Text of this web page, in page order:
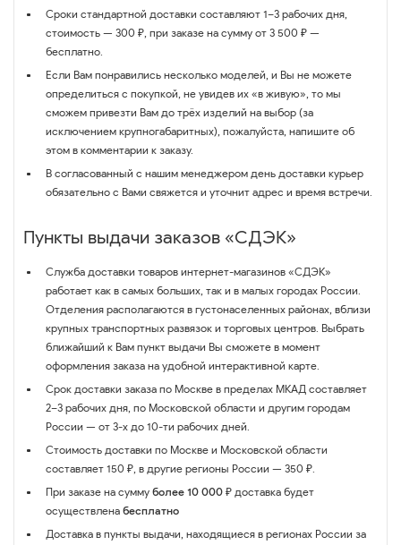
Сроки стандартной доставки составляют 1–3 рабочих дня,
стоимость — 300 ₽, при заказе на сумму от 3 500 ₽ —
бесплатно.
Если Вам понравились несколько моделей, и Вы не можете
определиться с покупкой, не увидев их «в живую», то мы
сможем привезти Вам до трёх изделий на выбор (за
исключением крупногабаритных), пожалуйста, напишите об
этом в комментарии к заказу.
В согласованный с нашим менеджером день доставки курьер
обязательно с Вами свяжется и уточнит адрес и время встречи.
Пункты выдачи заказов «СДЭК»
Служба доставки товаров интернет-магазинов «СДЭК»
работает как в самых больших, так и в малых городах России.
Отделения располагаются в густонаселенных районах, вблизи
крупных транспортных развязок и торговых центров. Выбрать
ближайший к Вам пункт выдачи Вы сможете в момент
оформления заказа на удобной интерактивной карте.
Срок доставки заказа по Москве в пределах МКАД составляет
2–3 рабочих дня, по Московской области и другим городам
России — от 3-х до 10-ти рабочих дней.
Стоимость доставки по Москве и Московской области
составляет 150 ₽, в другие регионы России — 350 ₽.
При заказе на сумму более 10 000 ₽ доставка будет
осуществлена бесплатно
Доставка в пункты выдачи, находящиеся в регионах России за